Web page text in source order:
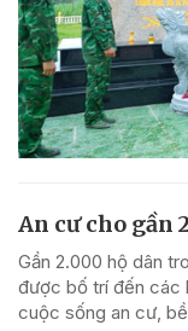
An cư cho gần
Gần 2.000 hộ dân
được bố trí đến các
cuộc sống an cư,